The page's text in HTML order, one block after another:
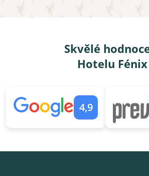
Skvělé
Hotelu Fénix
4,9